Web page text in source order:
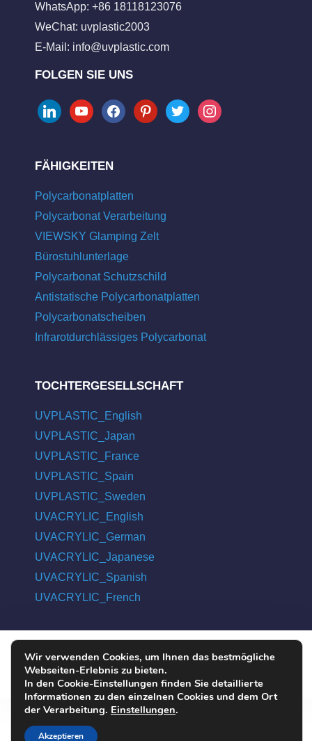
WhatsApp: +86 18118123076
WeChat: uvplastic2003
E-Mail: info@uvplastic.com
FOLGEN SIE UNS
linkedinyoutubefacebookpinteresttwitter instagram
FÄHIGKEITEN
Polycarbonatplatten
Polycarbonat Verarbeitung
VIEWSKY Glamping Zelt
Bürostuhlunterlage
Polycarbonat Schutzschild
Antistatische Polycarbonatplatten
Polycarbonatscheiben
Infrarotdurchlässiges Polycarbonat
TOCHTERGESELLSCHAFT
UVPLASTIC_English
UVPLASTIC_Japan
UVPLASTIC_France
UVPLASTIC_Spain
UVPLASTIC_Sweden
UVACRYLIC_English
UVACRYLIC_German
UVACRYLIC_Japanese
UVACRYLIC_Spanish
UVACRYLIC_French
COPYRIGHT © 2004 - 2026 UVPLASTIC MATERIAL TECHNOLOGY
CO., LTD. ALL RIGHTS RESERVED
Wir verwenden Cookies, um Ihnen das bestmögliche
Webseiten-Erlebnis zu bieten.
In den Cookie-Einstellungen finden Sie detaillierte
Informationen zu den einzelnen Cookies und dem Ort
der Verarbeitung. Einstellungen.
Akzeptieren